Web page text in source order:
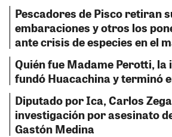
Pescadores de Pisco retiran
embaraciones y otros los
ante crisis de especies en el
Quién fue Madame Perotti, la
fundó Huacachina y terminó
Diputado por Ica, Carlos
investigación por asesinato
Gastón Medina